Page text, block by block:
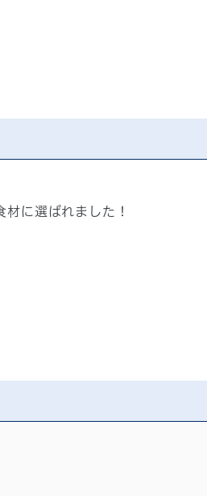
に選ばれました！